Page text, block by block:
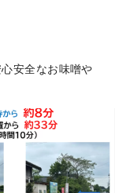
安全なお味噌や